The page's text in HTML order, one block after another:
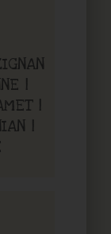
|
|
|